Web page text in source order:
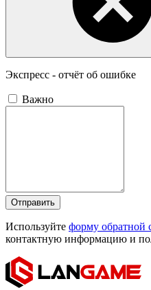
Экспресс - отчёт об ошибке
Важно
Отправить
Используйте форму обратной
контактную информацию и